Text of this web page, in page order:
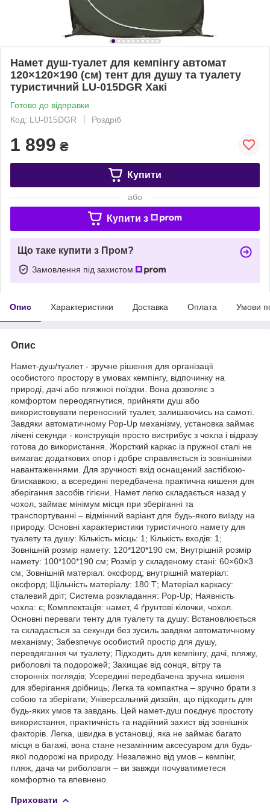
Намет душ-туалет для кемпінгу автомат
120×120×190 (см) тент для душу та туалету
туристичний LU-015DGR Хакі
Готово до відправки
Код: LU-015DGR
Роздріб
1 899 ₴
Купити
або
Купити з
Що таке купити з Пром?
Замовлення під захистом
Опис Характеристики Доставка Оплата Умови
Опис
Намет-душ/туалет - зручне рішення для організації
особистого простору в умовах кемпінгу, відпочинку на
природі, дачі або пляжної поїздки. Вона дозволяє з
комфортом переодягнутися, прийняти душ або
використовувати переносний туалет, залишаючись на самоті.
Завдяки автоматичному Pop-Up механізму, установка займає
лічені секунди - конструкція просто вистрибує з чохла і відразу
готова до використання. Жорсткий каркас із пружної сталі не
вимагає додаткових опор і добре справляється із зовнішніми
навантаженнями. Для зручності вхід оснащений застібкою-
блискавкою, а всередині передбачена практична кишеня для
зберігання засобів гігієни. Намет легко складається назад у
чохол, займає мінімум місця при зберіганні та
транспортуванні – відмінний варіант для будь-якого виїзду на
природу. Основні характеристики туристичного намету для
туалету та душу: Кількість місць: 1; Кількість входів: 1;
Зовнішній розмір намету: 120*120*190 см; Внутрішній розмір
намету: 100*100*190 см; Розмір у складеному стані: 60×60×3
см; Зовнішній матеріал: оксфорд; внутрішній матеріал:
оксфорд; Щільність матеріалу: 180 Т; Матеріал каркасу:
сталевий дріт; Система розкладання: Pop-Up; Наявність
чохла: є; Комплектація: намет, 4 ґрунтові кілочки, чохол.
Основні переваги тенту для туалету та душу: Встановлюється
та складається за секунди без зусиль завдяки автоматичному
механізму; Забезпечує особистий простір для душу,
перевдягання чи туалету; Підходить для кемпінгу, дачі, пляжу,
риболовлі та подорожей; Захищає від сонця, вітру та
сторонніх поглядів; Усередині передбачена зручна кишеня
для зберігання дрібниць; Легка та компактна – зручно брати з
собою та зберігати; Універсальний дизайн, що підходить для
будь-яких умов та завдань. Цей намет-душ поєднує простоту
використання, практичність та надійний захист від зовнішніх
факторів. Легка, швидка в установці, яка не займає багато
місця в багажі, вона стане незамінним аксесуаром для будь-
якої подорожі на природу. Незалежно від умов – кемпінг,
пляж, дача чи риболовля – ви завжди почуватиметеся
комфортно та впевнено.
Приховати